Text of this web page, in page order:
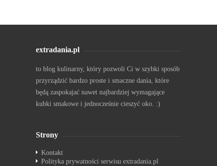
extradania.pl
to blog kulinarny, który pozwoli Ci w szybki sposób
przyrządzić bardzo proste i smaczne dania, które
będą zaspokajać nawet najbardziej wymagające
kubki smakowe i jednocześnie cieszyć oko. :)
Strony
Kontakt
Polityka prywatności serwisu extradania.pl